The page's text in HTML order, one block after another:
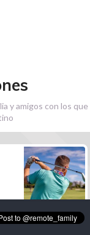
y amigos con los que